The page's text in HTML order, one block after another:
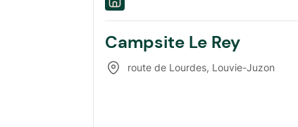
Campsite Le Rey
route de Lourdes, Louvie-Juzon